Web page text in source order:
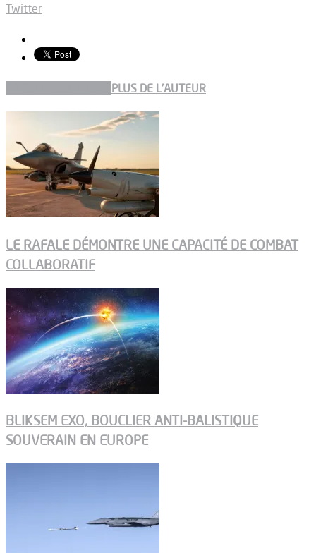
Twitter
PLUS DE L'AUTEUR
LE RAFALE DÉMONTRE UNE CAPACITÉ DE COMBAT
COLLABORATIF
BLIKSEM EXO, BOUCLIER ANTI-BALISTIQUE
SOUVERAIN EN EUROPE